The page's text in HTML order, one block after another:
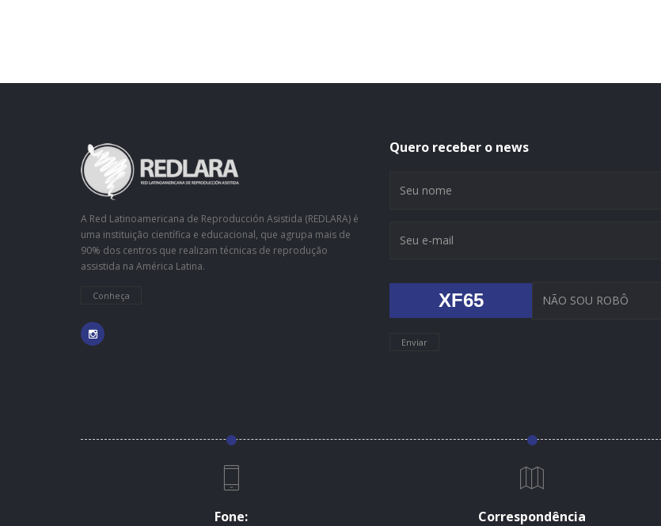
A Red Latinoamericana de Reproducción Asistida (REDLARA) é
uma instituição científica e educacional, que agrupa mais de
90% dos centros que realizam técnicas de reprodução
assistida na América Latina.
Conheça
Quero receber o news
XF65
Enviar
Fone: Correspondência